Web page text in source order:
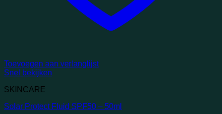
Toevoegen aan verlanglijst
Snel bekijken
SKINCARE
Solar Protect Fluid SPF50 – 50ml